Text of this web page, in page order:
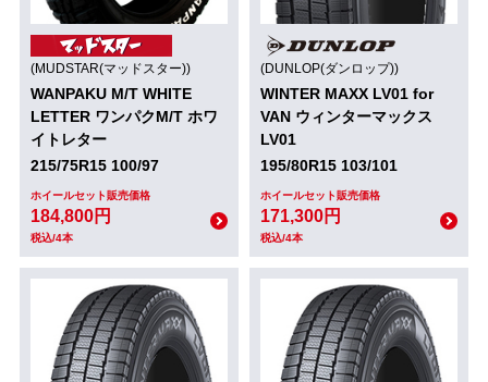
(MUDSTAR(マッドスター))
WANPAKU M/T WHITE
LETTER ワンパクM/T ホワ
イトレター
215/75R15 100/97
ホイールセット販売価格
184,800円
税込/4本
(DUNLOP(ダンロップ))
WINTER MAXX LV01 for
VAN ウィンターマックス
LV01
195/80R15 103/101
ホイールセット販売価格
171,300円
税込/4本